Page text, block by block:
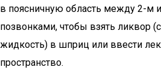
в поясничную область между 2-м
позвонками, чтобы взять ликвор
жидкость) в шприц или ввести
пространство.